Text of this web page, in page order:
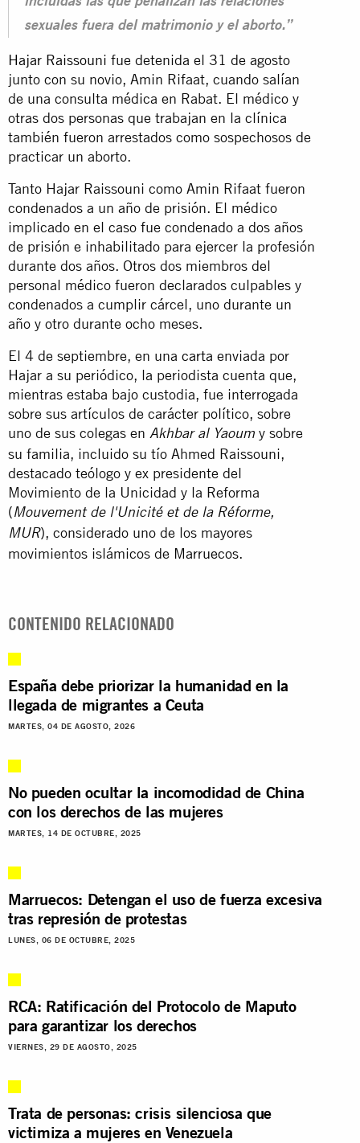
sexuales fuera del matrimonio y el aborto.”
Hajar Raissouni fue detenida el 31 de agosto
junto con su novio, Amin Rifaat, cuando salían
de una consulta médica en Rabat. El médico y
otras dos personas que trabajan en la clínica
también fueron arrestados como sospechosos de
practicar un aborto.
Tanto Hajar Raissouni como Amin Rifaat fueron
condenados a un año de prisión. El médico
implicado en el caso fue condenado a dos años
de prisión e inhabilitado para ejercer la profesión
durante dos años. Otros dos miembros del
personal médico fueron declarados culpables y
condenados a cumplir cárcel, uno durante un
año y otro durante ocho meses.
El 4 de septiembre, en una carta enviada por
Hajar a su periódico, la periodista cuenta que,
mientras estaba bajo custodia, fue interrogada
sobre sus artículos de carácter político, sobre
uno de sus colegas en Akhbar al Yaoum y sobre
su familia, incluido su tío Ahmed Raissouni,
destacado teólogo y ex presidente del
Movimiento de la Unicidad y la Reforma
(Mouvement de l'Unicité et de la Réforme,
MUR), considerado uno de los mayores
movimientos islámicos de Marruecos.
CONTENIDO RELACIONADO
España debe priorizar la humanidad en la
llegada de migrantes a Ceuta
MARTES, 04 DE AGOSTO, 2026
No pueden ocultar la incomodidad de China
con los derechos de las mujeres
MARTES, 14 DE OCTUBRE, 2025
Marruecos: Detengan el uso de fuerza excesiva
tras represión de protestas
LUNES, 06 DE OCTUBRE, 2025
RCA: Ratificación del Protocolo de Maputo
para garantizar los derechos
VIERNES, 29 DE AGOSTO, 2025
Trata de personas: crisis silenciosa que
victimiza a mujeres en Venezuela